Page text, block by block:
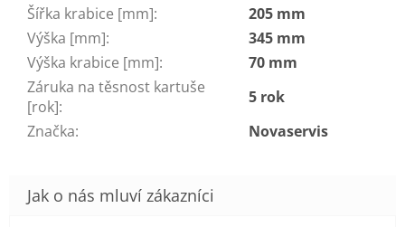
Šířka krabice [mm]:
205 mm
Výška [mm]:
345 mm
Výška krabice [mm]:
70 mm
Záruka na těsnost kartuše
[rok]:
5 rok
Značka: Novaservis